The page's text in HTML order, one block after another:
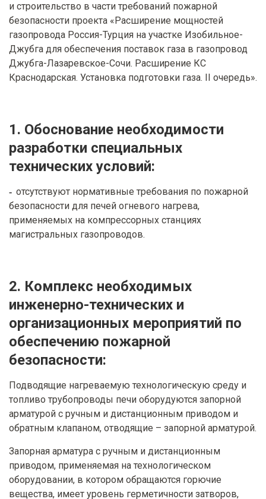
и строительство в части требований пожарной
безопасности проекта «Расширение мощностей
газопровода Россия-Турция на участке Изобильное-
Джубга для обеспечения поставок газа в газопровод
Джубга-Лазаревское-Сочи. Расширение КС
Краснодарская. Установка подготовки газа. II очередь».
1. Обоснование необходимости
разработки специальных
технических условий:
отсутствуют нормативные требования по пожарной
безопасности для печей огневого нагрева,
применяемых на компрессорных станциях
магистральных газопроводов.
2. Комплекс необходимых
инженерно-технических и
организационных мероприятий по
обеспечению пожарной
безопасности:
Подводящие нагреваемую технологическую среду и
топливо трубопроводы печи оборудуются запорной
арматурой с ручным и дистанционным приводом и
обратным клапаном, отводящие – запорной арматурой.
Запорная арматура с ручным и дистанционным
приводом, применяемая на технологическом
оборудовании, в котором обращаются горючие
вещества, имеет уровень герметичности затворов,